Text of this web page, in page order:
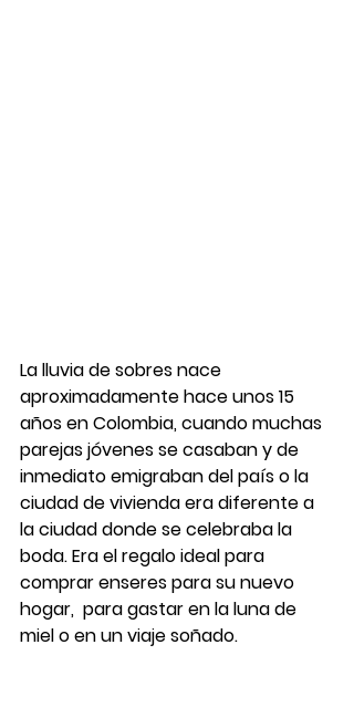
La lluvia de sobres nace
aproximadamente hace unos 15
años en Colombia, cuando muchas
parejas jóvenes se casaban y de
inmediato emigraban del país o la
ciudad de vivienda era diferente a
la ciudad donde se celebraba la
boda. Era el regalo ideal para
comprar enseres para su nuevo
hogar,  para gastar en la luna de
miel o en un viaje soñado.